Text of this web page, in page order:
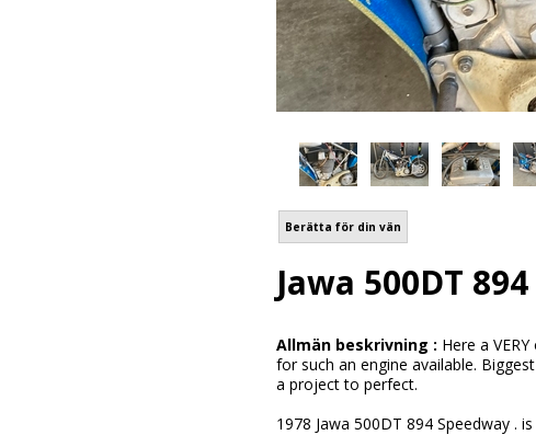
Berätta för din vän
Jawa 500DT
Allmän beskrivning : Here a
for such an engine available.
a project to perfect.
1978 Jawa 500DT 894 Speedway .